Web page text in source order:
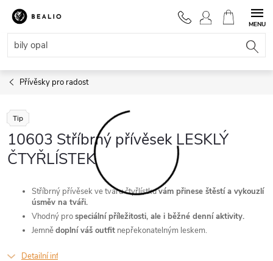
Přejít
obsah
NÁKUPNÍ
KOŠÍK
Přívěsky pro radost
Tip
10603 Stříbrný přívěsek LESKLÝ
ČTYŘLÍSTEK
Stříbrný přívěsek ve tvaru čtyřlístkuvám přinese štěstí a vykouzlí
úsměv na tváři.
Vhodný prospeciální příležitosti, ale i běžné denní aktivity.
Jemnědoplní váš outfit nepřekonatelným leskem.
Detailní informace